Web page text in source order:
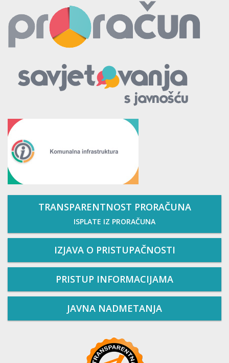
TRANSPARENTNOST PRORAČUNA
ISPLATE IZ PRORAČUNA
IZJAVA O PRISTUPAČNOSTI
PRISTUP INFORMACIJAMA
JAVNA NADMETANJA